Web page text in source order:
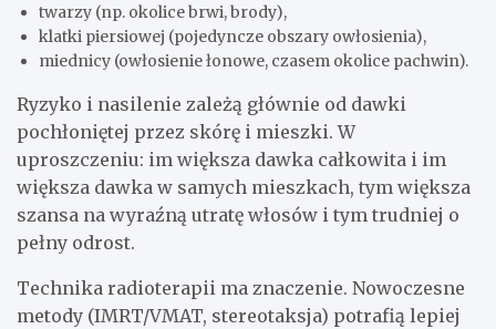
twarzy (np. okolice brwi, brody),
klatki piersiowej (pojedyncze obszary owłosienia),
miednicy (owłosienie łonowe, czasem okolice pachwin).
Ryzyko i nasilenie zależą głównie od dawki
pochłoniętej przez skórę i mieszki. W
uproszczeniu: im większa dawka całkowita i im
większa dawka w samych mieszkach, tym większa
szansa na wyraźną utratę włosów i tym trudniej o
pełny odrost.
Technika radioterapii ma znaczenie. Nowoczesne
metody (IMRT/VMAT, stereotaksja) potrafią lepiej